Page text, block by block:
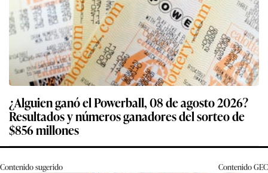
¿Alguien ganó el Powerball, 08 de agosto 2026?
Resultados y números ganadores del sorteo de
$856 millones
Contenido sugerido ContenidoGEC